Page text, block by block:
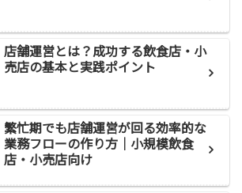
店舗運営とは？成功する飲食店・小
売店の基本と実践ポイント
繁忙期でも店舗運営が回る効率的な
業務フローの作り方｜小規模飲食
店・小売店向け